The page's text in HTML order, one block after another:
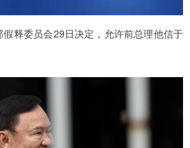
释委员会29日决定，允许前总理他信于